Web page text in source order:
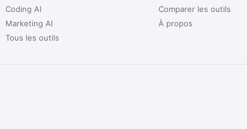
Coding AI
Marketing AI
Tous les outils
Comparer les outils
À propos